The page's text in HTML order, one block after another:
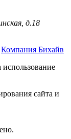
д.18
Компания Бихайв
использование
сайта и